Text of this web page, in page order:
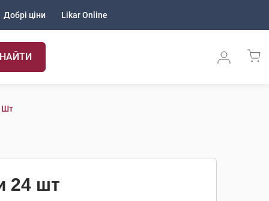
Добрі ціни Likar Online
Шт
24 шт